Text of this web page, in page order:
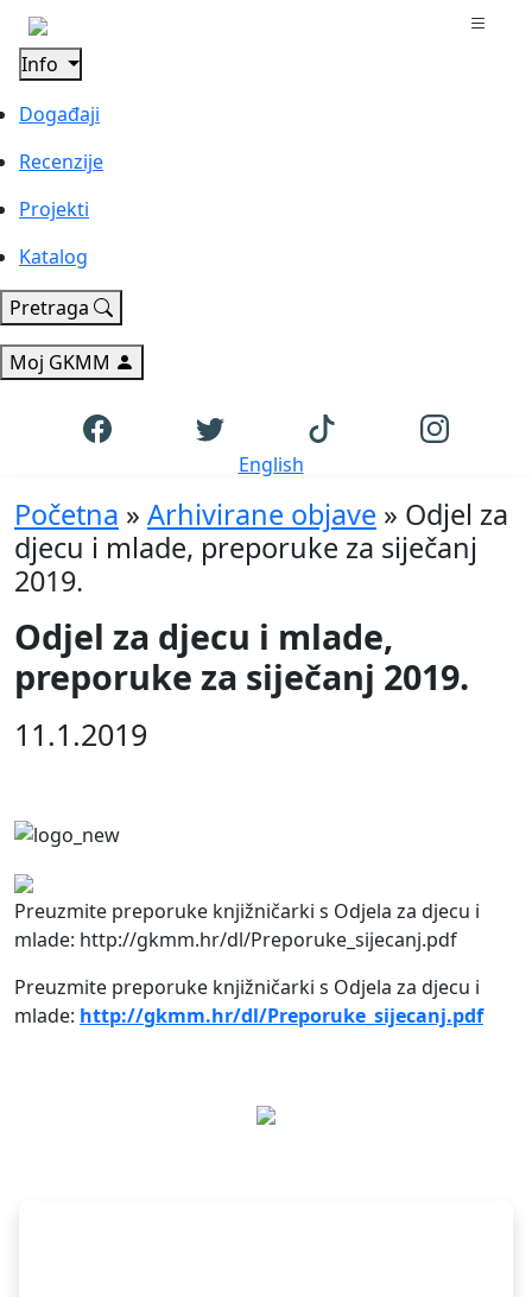
Info
Događaji
Recenzije
Projekti
Katalog
Pretraga
Moj GKMM
English
Početna » Arhivirane objave » Odjel za
djecu i mlade, preporuke za siječanj
2019.
Odjel za djecu i mlade,
preporuke za siječanj 2019.
11.1.2019
Preuzmite preporuke knjižničarki s Odjela za djecu i
mlade: http://gkmm.hr/dl/Preporuke_sijecanj.pdf
Preuzmite preporuke knjižničarki s Odjela za djecu i
mlade: http://gkmm.hr/dl/Preporuke_sijecanj.pdf